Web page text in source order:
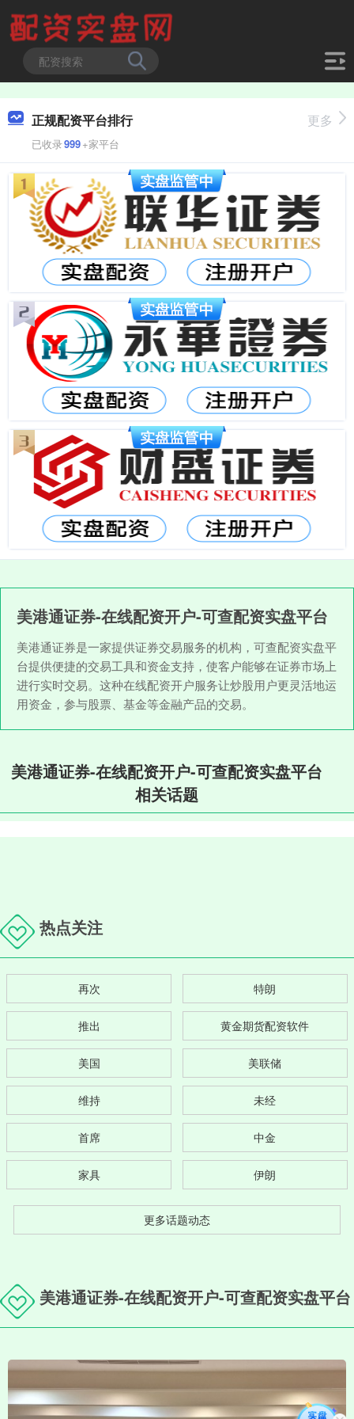
正规配资平台排行
已收录999+家平台
更多
美港通证券-在线配资开户-可查配资实盘平台
美港通证券是一家提供证券交易服务的机构，可查配资实盘平
台提供便捷的交易工具和资金支持，使客户能够在证券市场上
进行实时交易。这种在线配资开户服务让炒股用户更灵活地运
用资金，参与股票、基金等金融产品的交易。
美港通证券-在线配资开户-可查配资实盘平台
相关话题
热点关注
再次 特朗
推出 黄金期货配资软件
美国 美联储
维持 未经
首席 中金
家具 伊朗
更多话题动态
美港通证券-在线配资开户-可查配资实盘平台